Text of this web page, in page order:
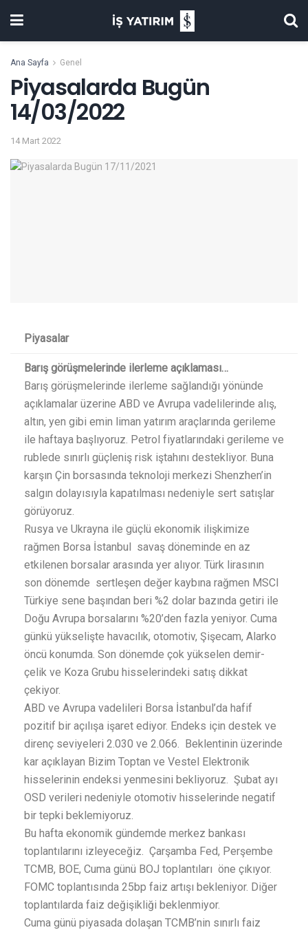
Ana Sayfa Genel
Piyasalarda Bugün
14/03/2022
14 Mart 2022
Piyasalar
Barış görüşmelerinde ilerleme açıklaması…
Barış görüşmelerinde ilerleme sağlandığı yönünde
açıklamalar üzerine ABD ve Avrupa vadelilerinde alış,
altın, yen gibi emin liman yatırım araçlarında gerileme
ile haftaya başlıyoruz. Petrol fiyatlarındaki gerileme ve
rublede sınırlı güçleniş risk iştahını destekliyor. Buna
karşın Çin borsasında teknoloji merkezi Shenzhen’in
salgın dolayısıyla kapatılması nedeniyle sert satışlar
görüyoruz.
Rusya ve Ukrayna ile güçlü ekonomik ilişkimize
rağmen Borsa İstanbul savaş döneminde en az
etkilenen borsalar arasında yer alıyor. Türk lirasının
son dönemde sertleşen değer kaybına rağmen MSCI
Türkiye sene başından beri %2 dolar bazında getiri ile
Doğu Avrupa borsalarını %20’den fazla yeniyor. Cuma
günkü yükselişte havacılık, otomotiv, Şişecam, Alarko
öncü konumda. Son dönemde çok yükselen demir-
çelik ve Koza Grubu hisselerindeki satış dikkat
çekiyor.
ABD ve Avrupa vadelileri Borsa İstanbul’da hafif
pozitif bir açılışa işaret ediyor. Endeks için destek ve
direnç seviyeleri 2.030 ve 2.066. Beklentinin üzerinde
kar açıklayan Bizim Toptan ve Vestel Elektronik
hisselerinin endeksi yenmesini bekliyoruz. Şubat ayı
OSD verileri nedeniyle otomotiv hisselerinde negatif
bir tepki beklemiyoruz.
Bu hafta ekonomik gündemde merkez bankası
toplantılarını izleyeceğiz. Çarşamba Fed, Perşembe
TCMB, BOE, Cuma günü BOJ toplantıları öne çıkıyor.
FOMC toplantısında 25bp faiz artışı bekleniyor. Diğer
toplantılarda faiz değişikliği beklenmiyor.
Cuma günü piyasada dolaşan TCMB’nin sınırlı faiz